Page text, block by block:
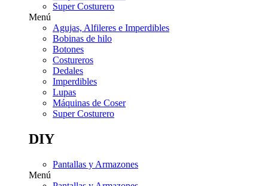
Super Costurero
Menú
Agujas, Alfileres e Imperdibles
Bobinas de hilo
Botones
Costureros
Dedales
Imperdibles
Lupas
Máquinas de Coser
Super Costurero
DIY
Pantallas y Armazones
Menú